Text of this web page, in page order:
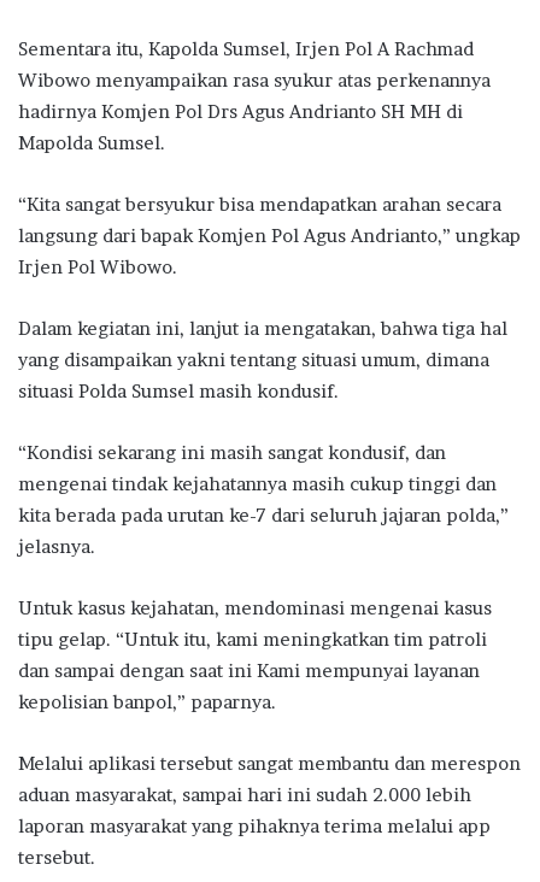
Sementara itu, Kapolda Sumsel, Irjen Pol A Rachmad
Wibowo menyampaikan rasa syukur atas perkenannya
hadirnya Komjen Pol Drs Agus Andrianto SH MH di
Mapolda Sumsel.
“Kita sangat bersyukur bisa mendapatkan arahan secara
langsung dari bapak Komjen Pol Agus Andrianto,” ungkap
Irjen Pol Wibowo.
Dalam kegiatan ini, lanjut ia mengatakan, bahwa tiga hal
yang disampaikan yakni tentang situasi umum, dimana
situasi Polda Sumsel masih kondusif.
“Kondisi sekarang ini masih sangat kondusif, dan
mengenai tindak kejahatannya masih cukup tinggi dan
kita berada pada urutan ke-7 dari seluruh jajaran polda,”
jelasnya.
Untuk kasus kejahatan, mendominasi mengenai kasus
tipu gelap. “Untuk itu, kami meningkatkan tim patroli
dan sampai dengan saat ini Kami mempunyai layanan
kepolisian banpol,” paparnya.
Melalui aplikasi tersebut sangat membantu dan merespon
aduan masyarakat, sampai hari ini sudah 2.000 lebih
laporan masyarakat yang pihaknya terima melalui app
tersebut.